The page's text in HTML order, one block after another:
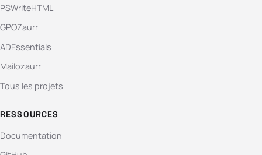
PSWriteHTML
GPOZaurr
ADEssentials
Mailozaurr
Tous les projets
RESSOURCES
Documentation